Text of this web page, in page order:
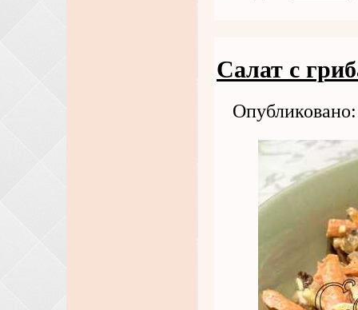
Салат с